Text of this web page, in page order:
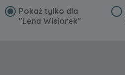
Pokaż tylko dla
"Lena Wisiorek"